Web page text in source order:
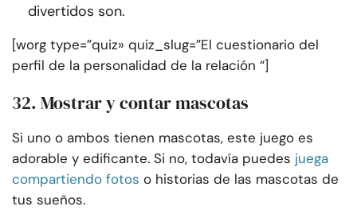
divertidos son.
[worg type=”quiz» quiz_slug=”El cuestionario del
perfil de la personalidad de la relación “]
32. Mostrar y contar mascotas
Si uno o ambos tienen mascotas, este juego es
adorable y edificante. Si no, todavía puedes juega
compartiendo fotos o historias de las mascotas de
tus sueños.